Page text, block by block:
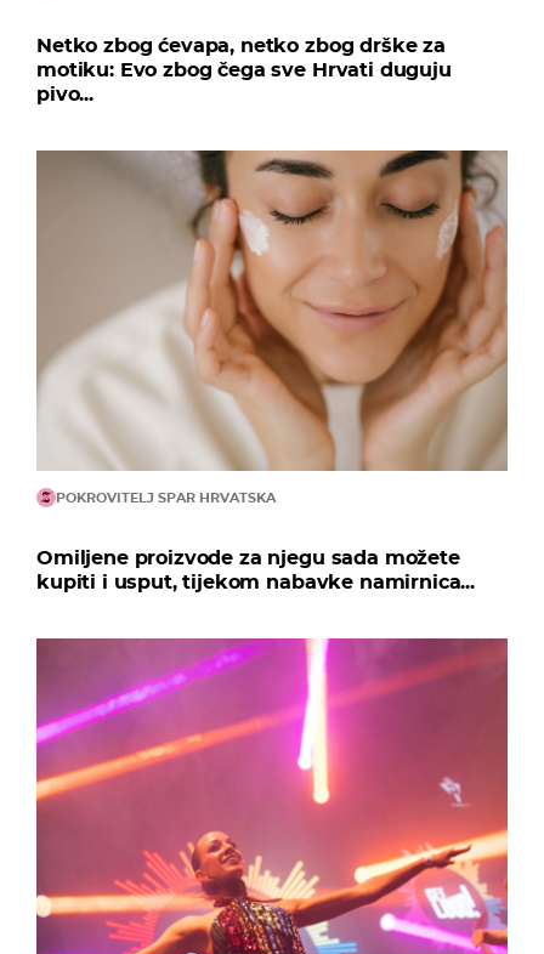
Netko zbog ćevapa, netko zbog drške za
motiku: Evo zbog čega sve Hrvati duguju
pivo...
POKROVITELJ SPAR HRVATSKA
Omiljene proizvode za njegu sada možete
kupiti i usput, tijekom nabavke namirnica...